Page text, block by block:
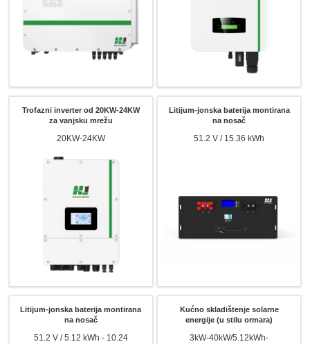
Trofazni inverter od 20KW-24KW
za vanjsku mrežu
20KW-24KW
Litijum-jonska baterija montirana
na nosač
51.2 V / 15.36 kWh
Litijum-jonska baterija montirana
na nosač
51.2 V / 5.12 kWh - 10.24
Kućno skladištenje solarne
energije (u stilu ormara)
3kW-40kW/5.12kWh-